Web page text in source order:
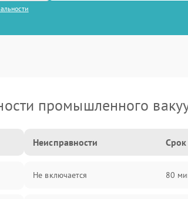
промышленного
Неисправности Срок
Не включается 80